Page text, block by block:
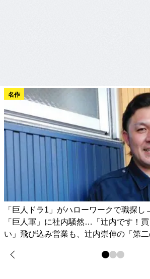
名作
「巨人ドラ1」がハローワークで職探
「巨人軍」に社内騒然…「辻内です！
い」飛び込み営業も、辻内崇伸の「第二